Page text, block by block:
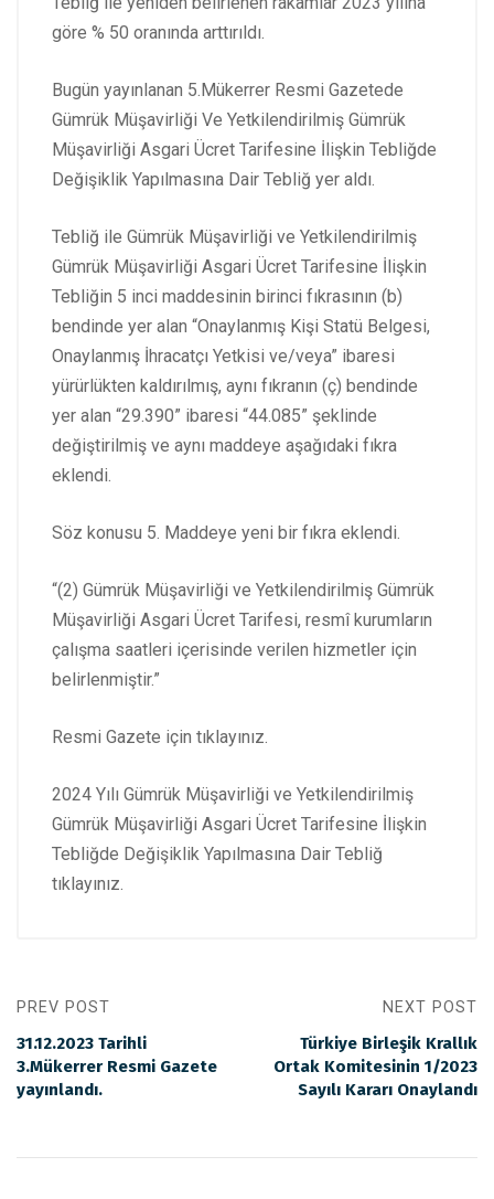
göre % 50 oranında arttırıldı.
Bugün yayınlanan 5.Mükerrer Resmi Gazetede
Gümrük Müşavirliği Ve Yetkilendirilmiş Gümrük
Müşavirliği Asgari Ücret Tarifesine İlişkin Tebliğde
Değişiklik Yapılmasına Dair Tebliğ yer aldı.
Tebliğ ile Gümrük Müşavirliği ve Yetkilendirilmiş
Gümrük Müşavirliği Asgari Ücret Tarifesine İlişkin
Tebliğin 5 inci maddesinin birinci fıkrasının (b)
bendinde yer alan “Onaylanmış Kişi Statü Belgesi,
Onaylanmış İhracatçı Yetkisi ve/veya” ibaresi
yürürlükten kaldırılmış, aynı fıkranın (ç) bendinde
yer alan “29.390” ibaresi “44.085” şeklinde
değiştirilmiş ve aynı maddeye aşağıdaki fıkra
eklendi.
Söz konusu 5. Maddeye yeni bir fıkra eklendi.
“(2) Gümrük Müşavirliği ve Yetkilendirilmiş Gümrük
Müşavirliği Asgari Ücret Tarifesi, resmî kurumların
çalışma saatleri içerisinde verilen hizmetler için
belirlenmiştir.”
Resmi Gazete için tıklayınız.
2024 Yılı Gümrük Müşavirliği ve Yetkilendirilmiş
Gümrük Müşavirliği Asgari Ücret Tarifesine İlişkin
Tebliğde Değişiklik Yapılmasına Dair Tebliğ
tıklayınız.
PREV POST
31.12.2023 Tarihli
3.Mükerrer Resmi Gazete
yayınlandı.
NEXT POST
Türkiye Birleşik Krallık
Ortak Komitesinin 1/2023
Sayılı Kararı Onaylandı